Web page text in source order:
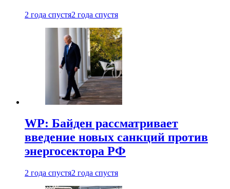
2 года спустя2 года спустя
WP: Байден рассматривает
введение новых санкций против
энергосектора РФ
2 года спустя2 года спустя